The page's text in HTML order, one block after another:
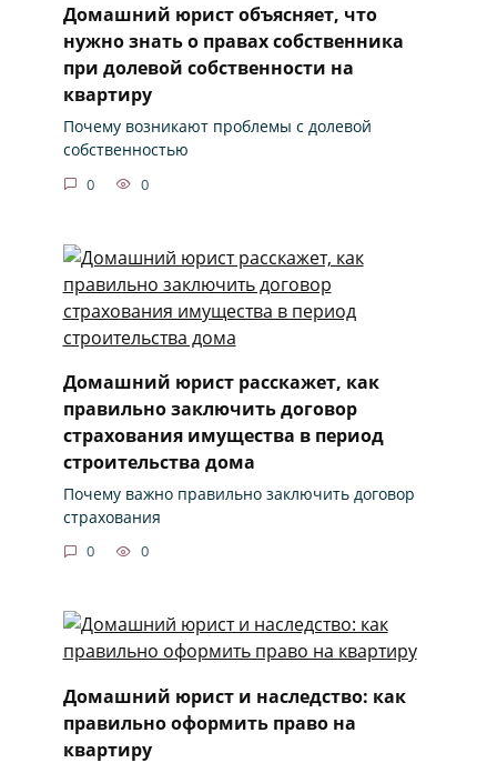
Домашний юрист объясняет, что
нужно знать о правах собственника
при долевой собственности на
квартиру
Почему возникают проблемы с долевой
собственностью
0 0
Домашний юрист расскажет, как
правильно заключить договор
страхования имущества в период
строительства дома
Почему важно правильно заключить договор
страхования
0 0
Домашний юрист и наследство: как
правильно оформить право на
квартиру